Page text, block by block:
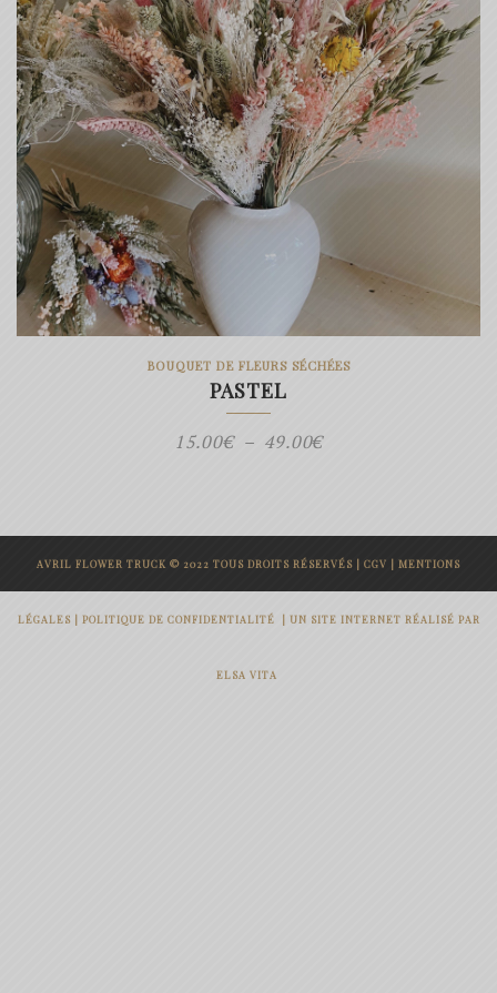
BOUQUET DE FLEURS SÉCHÉES
PASTEL
15.00€ – 49.00€Plage
15.00€
à
AVRIL FLOWER TRUCK © 2022 TOUS DROITS RÉSERVÉS | CGV | MENTIONS
LÉGALES| POLITIQUE DE CONFIDENTIALITÉ | UN SITE INTERNET RÉALISÉ PAR
ELSA VITA